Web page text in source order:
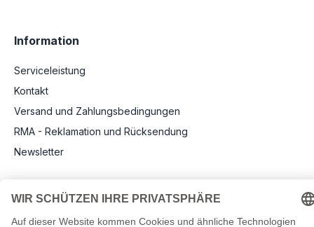
Information
Serviceleistung
Kontakt
Versand und Zahlungsbedingungen
RMA - Reklamation und Rücksendung
Newsletter
Rechtliche Angaben